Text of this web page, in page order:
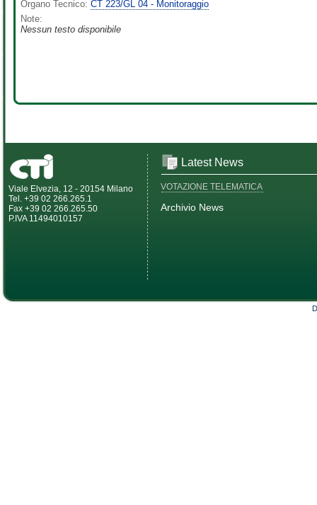
Organo Tecnico: CT 223/GL 04 - Monitoraggio
Note:
Nessun testo disponibile
Viale Elvezia, 12 - 20154 Milano
Tel. +39 02 266.265.1
Fax +39 02 266.265.50
P.IVA 11494010157
Latest News
VOTAZIONE TELEMATICA
Archivio News